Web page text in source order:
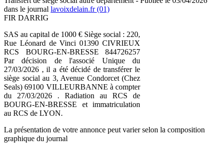
dans le journal lavoixdelain.fr (01)
FIR DARRIG
SAS au capital de 1000 € Siège social : 220,
Rue Léonard de Vinci 01390 CIVRIEUX
RCS BOURG-EN-BRESSE 844726257
Par décision de l'associé Unique du
27/03/2026 , il a été décidé de transférer le
siège social au 3, Avenue Condorcet (Chez
Seals) 69100 VILLEURBANNE à compter
du 27/03/2026 . Radiation au RCS de
BOURG-EN-BRESSE et immatriculation
au RCS de LYON.
La présentation de votre annonce peut varier selon la composition
graphique du journal